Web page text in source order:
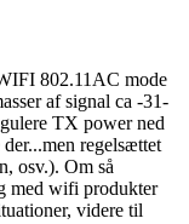
802.11AC mode
af signal ca -31-
TX power ned
regelsættet
osv.). Om så
med wifi produkter
videre til